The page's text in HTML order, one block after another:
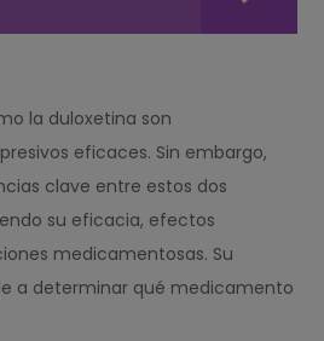
la duloxetina son
eficaces. Sin embargo,
clave entre estos dos
su eficacia, efectos
medicamentosas. Su
a determinar qué medicamento